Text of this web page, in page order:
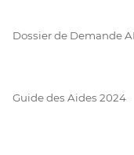
Dossier de Demande
Guide des Aides 2024